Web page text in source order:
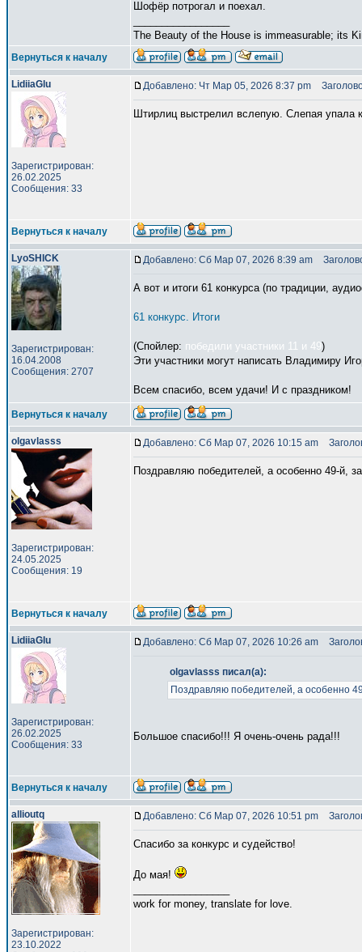
Шофёр потрогал и поехал.
The Beauty of the House is immeasurable; its
Вернуться к началу
LidiiaGlu
Зарегистрирован:
26.02.2025
Сообщения: 33
Добавлено: Чт Мар 05, 2026 8:37 pm
Штирлиц выстрелил вслепую. Слепая упала
Вернуться к началу
LyoSHICK
Зарегистрирован:
16.04.2008
Сообщения: 2707
Добавлено: Сб Мар 07, 2026 8:39 am
А вот и итоги 61 конкурса (по традиции,
61 конкурс. Итоги
(Спойлер: победили участники 11 и 49)
Эти участники могут написать Владимиру
Всем спасибо, всем удачи! И с праздником!
Вернуться к началу
olgavlasss
Зарегистрирован:
24.05.2025
Сообщения: 19
Добавлено: Сб Мар 07, 2026 10:15 am
Поздравляю победителей, а особенно 49-й,
Вернуться к началу
LidiiaGlu
Зарегистрирован:
26.02.2025
Сообщения: 33
Добавлено: Сб Мар 07, 2026 10:26 am
olgavlasss писал(а):
Поздравляю победителей, а особенно
Большое спасибо!!! Я очень-очень рада!!!
Вернуться к началу
allioutq
Зарегистрирован:
23.10.2022
Добавлено: Сб Мар 07, 2026 10:51 pm
Спасибо за конкурс и судейство!
До мая!
work for money, translate for love.